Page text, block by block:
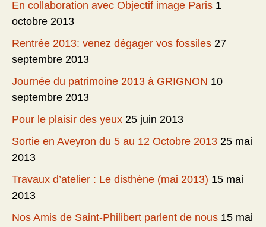
En collaboration avec Objectif image Paris 1
octobre 2013
Rentrée 2013: venez dégager vos fossiles 27
septembre 2013
Journée du patrimoine 2013 à GRIGNON 10
septembre 2013
Pour le plaisir des yeux 25 juin 2013
Sortie en Aveyron du 5 au 12 Octobre 2013 25 mai
2013
Travaux d’atelier : Le disthène (mai 2013) 15 mai
2013
Nos Amis de Saint-Philibert parlent de nous 15 mai